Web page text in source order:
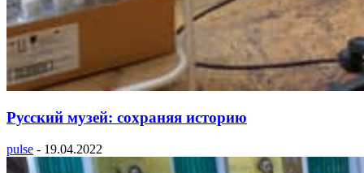
Русский музей: сохраняя историю
pulse - 19.04.2022